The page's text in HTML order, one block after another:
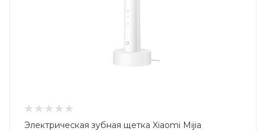
Электрическая зубная щетка Xiaomi Mijia